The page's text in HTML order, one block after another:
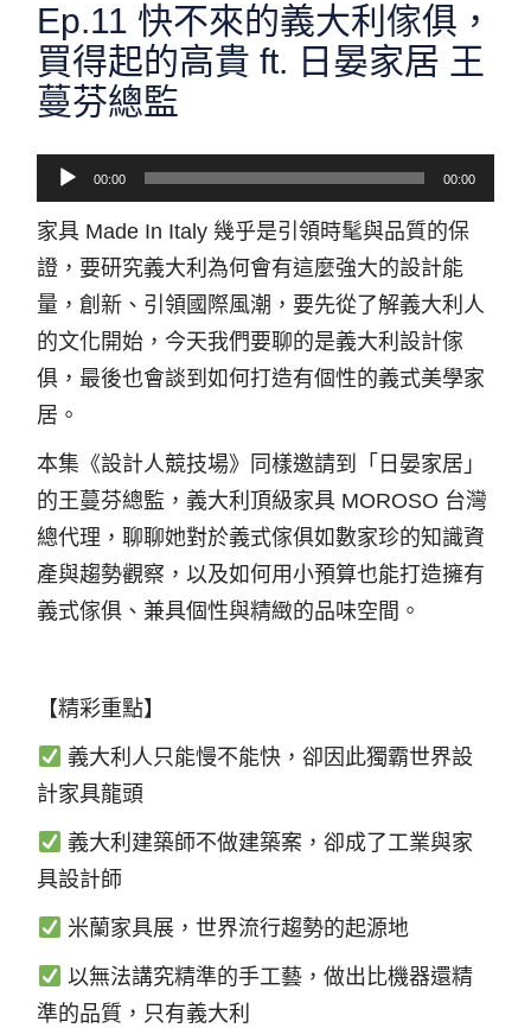
Ep.11 快不來的義大利傢俱，
買得起的高貴 ft. 日晏家居 王
蔓芬總監
訊
播
放
器
00:00 00:00
家具 Made In Italy 幾乎是引領時髦與品質的保
證，要研究義大利為何會有這麼強大的設計能
量，創新、引領國際風潮，要先從了解義大利人
的文化開始，今天我們要聊的是義大利設計傢
俱，最後也會談到如何打造有個性的義式美學家
居。
本集《設計人競技場》同樣邀請到「日晏家居」
的王蔓芬總監，義大利頂級家具 MOROSO 台灣
總代理，聊聊她對於義式傢俱如數家珍的知識資
產與趨勢觀察，以及如何用小預算也能打造擁有
義式傢俱、兼具個性與精緻的品味空間。
【精彩重點】​
義大利人只能慢不能快，卻因此獨霸世界設
計家具龍頭
義大利建築師不做建築案，卻成了工業與家
具設計師
米蘭家具展，世界流行趨勢的起源地
以無法講究精準的手工藝，做出比機器還精
準的品質，只有義大利